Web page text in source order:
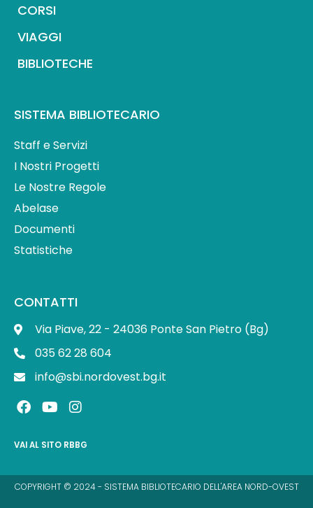
CORSI
VIAGGI
BIBLIOTECHE
SISTEMA BIBLIOTECARIO
Staff e Servizi
I Nostri Progetti
Le Nostre Regole
Abelase
Documenti
Statistiche
CONTATTI
Via Piave, 22 - 24036 Ponte San Pietro (Bg)
035 62 28 604
info@sbi.nordovest.bg.it
F
a
e
o
o
Y
o
t
b
e
I
n
t
g
r
VAI AL SITO RBBG
COPYRIGHT © 2024 - SISTEMA BIBLIOTECARIO DELL'AREA NORD-OVEST